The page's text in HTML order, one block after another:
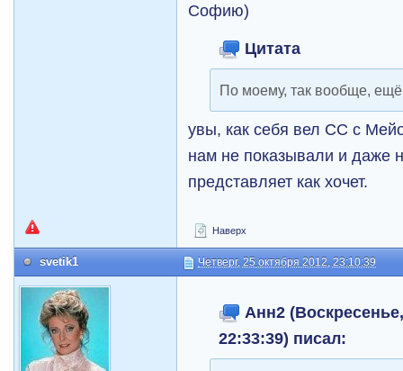
Софию)
Цитата
По моему, так вообще, ещё
увы, как себя вел СС с
нам не показывали и даже
представляет как хочет.
Наверх
svetik1 Четверг, 25 октября 2012, 23:10:39
Анн2
22:33:39) писал: